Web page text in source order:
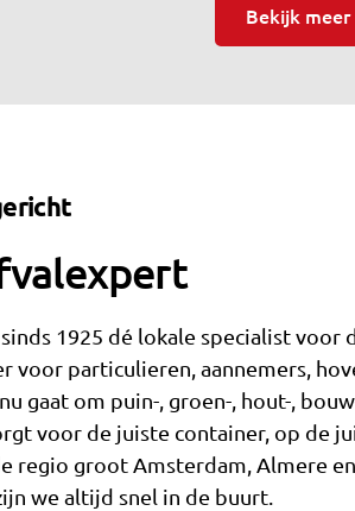
Bekijk meer
1925 dé lokale specialist voor
voor particulieren, aannemers,
gaat om puin-, groen-, hout-,
voor de juiste container, op de
regio groot Amsterdam, Almere
we altijd snel in de buurt.